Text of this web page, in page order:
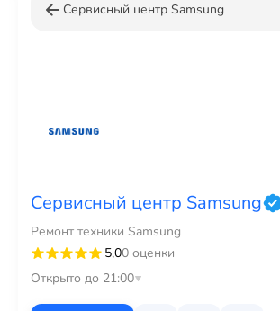
Сервисный центр Samsung
Сервисный центр Samsung
Ремонт техники Samsung
5,00 оценки
Открыто до 21:00